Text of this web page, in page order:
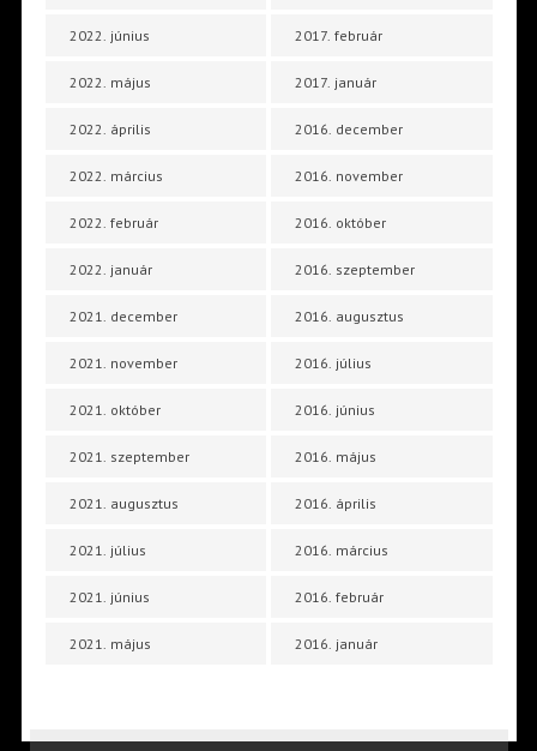
2022. június
2022. május
2022. április
2022. március
2022. február
2022. január
2021. december
2021. november
2021. október
2021. szeptember
2021. augusztus
2021. július
2021. június
2021. május
2017. február
2017. január
2016. december
2016. november
2016. október
2016. szeptember
2016. augusztus
2016. július
2016. június
2016. május
2016. április
2016. március
2016. február
2016. január